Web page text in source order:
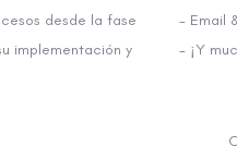
desde la fase
implementación y
- Email
- ¡Y